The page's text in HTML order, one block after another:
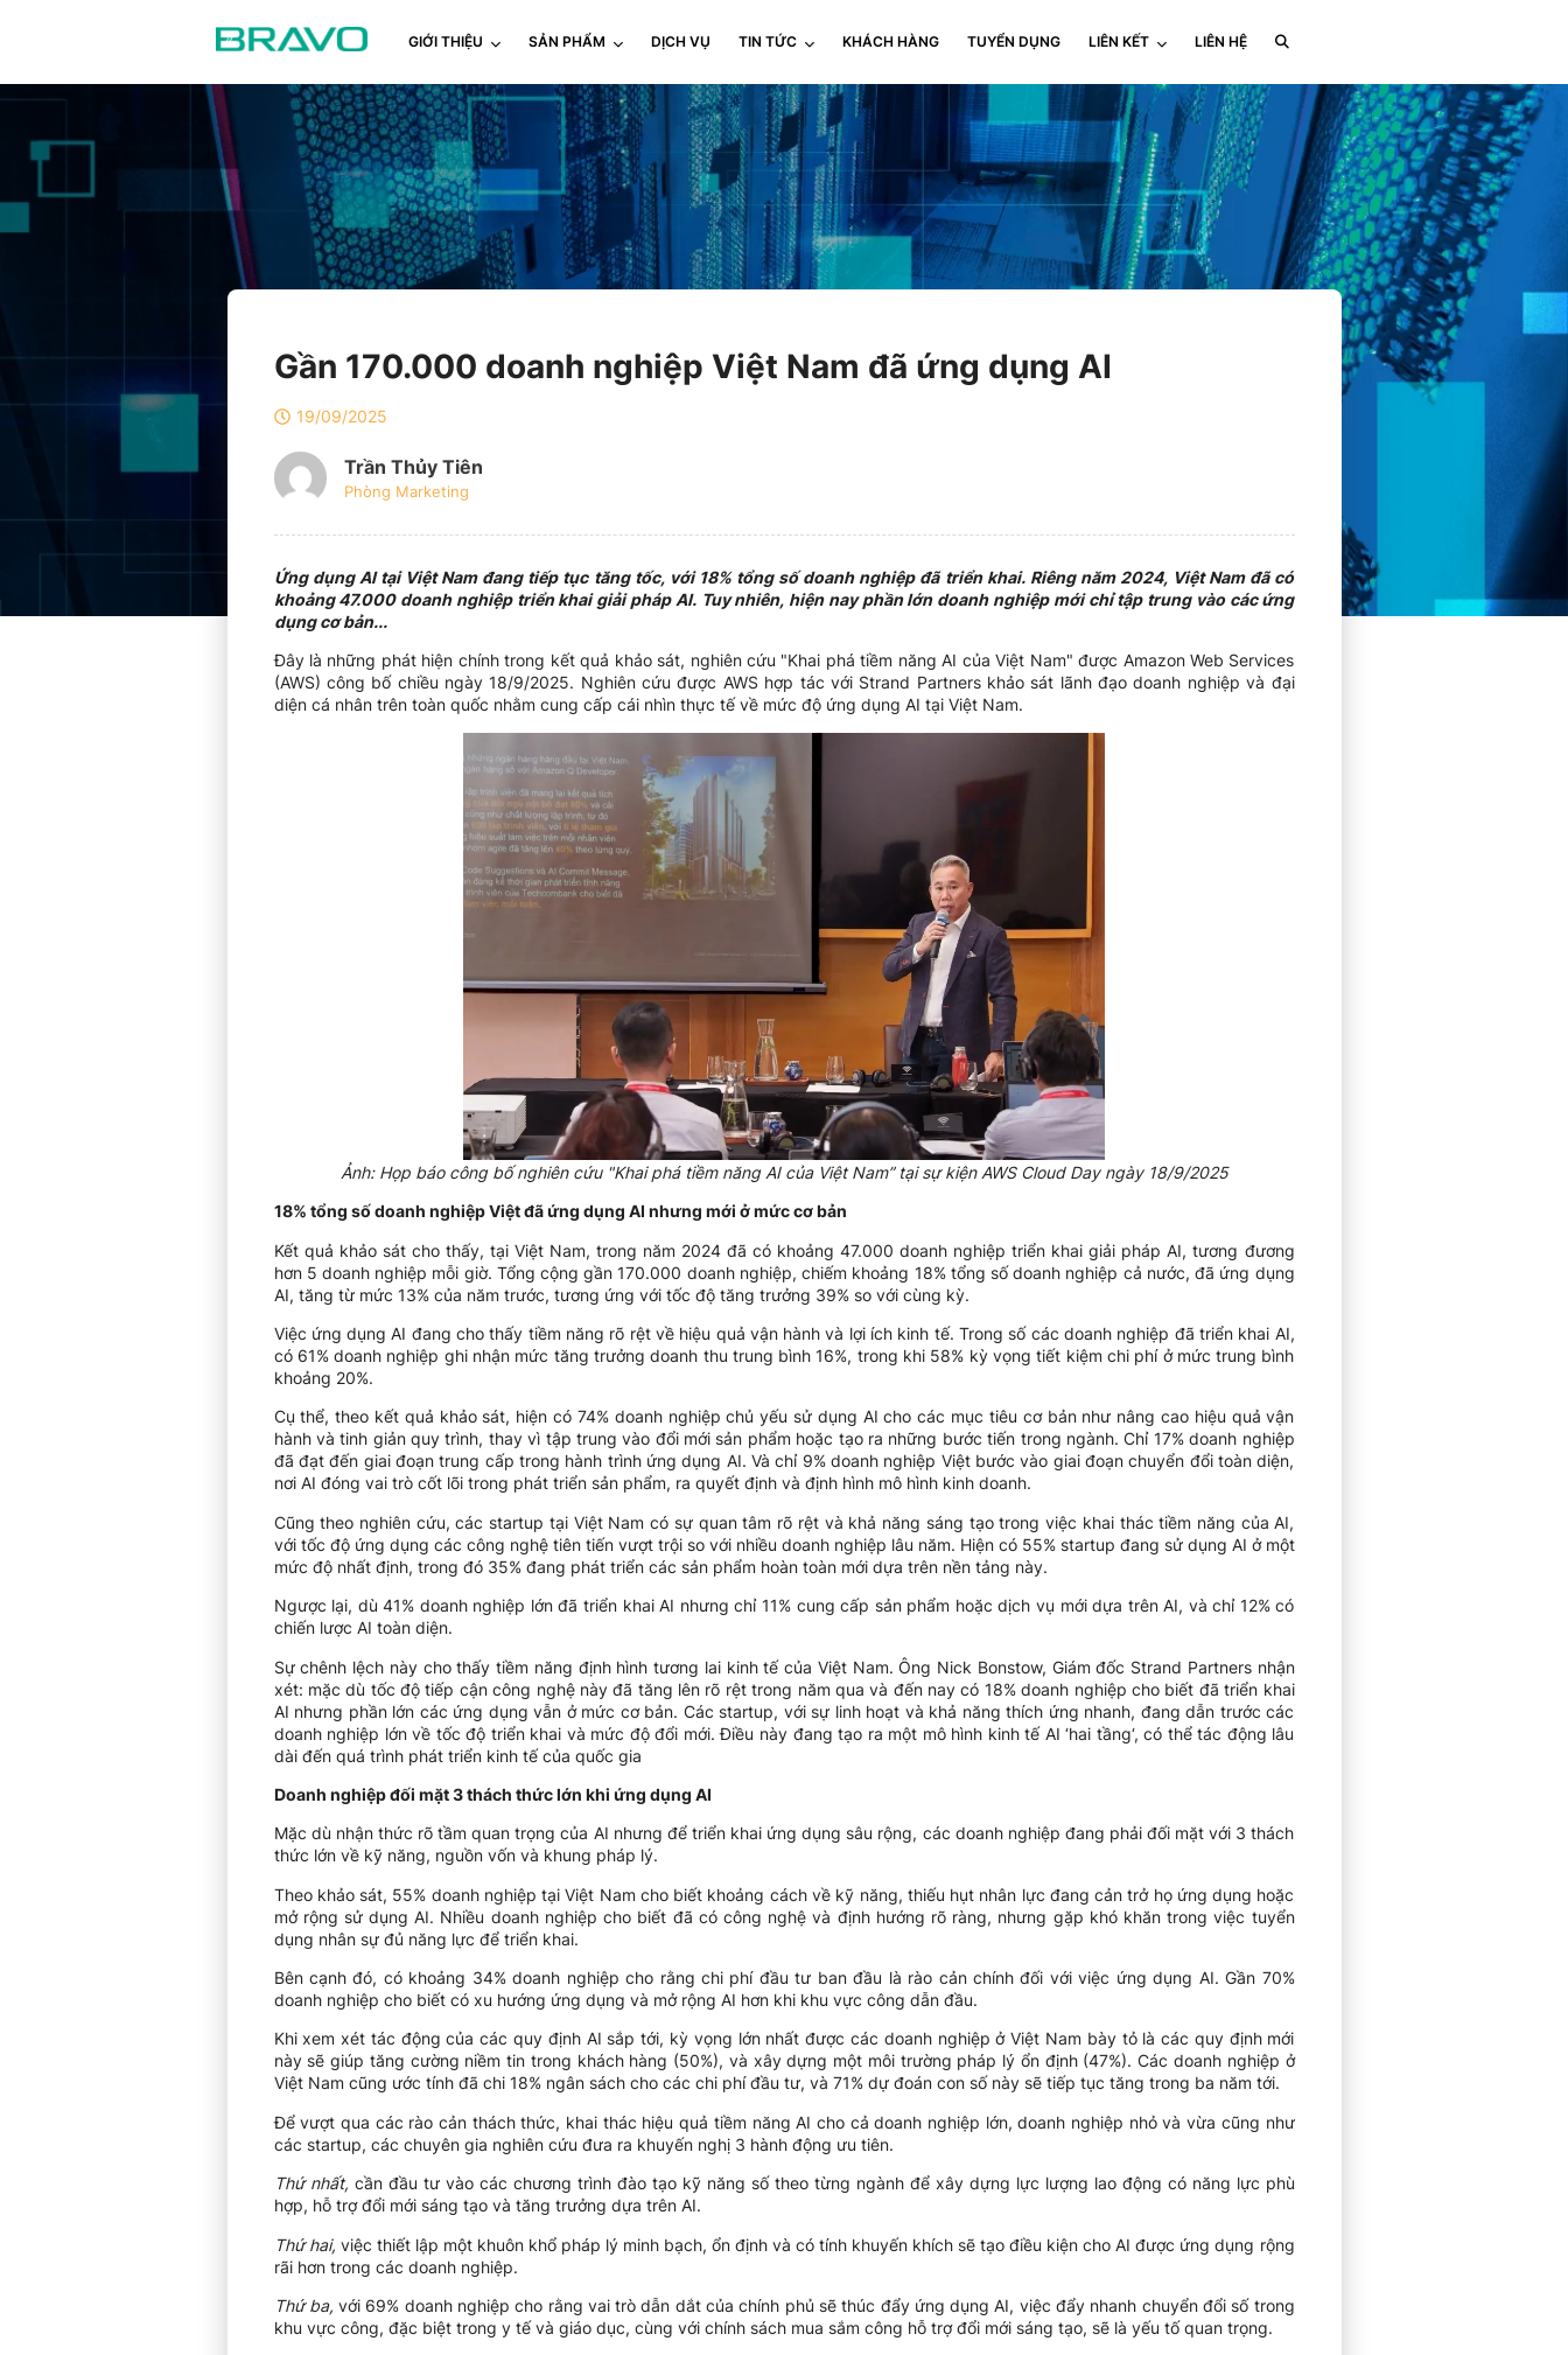
GIỚI THIỆU SẢN PHẨM DỊCH VỤ TIN TỨC KHÁCH HÀNG TUYỂN DỤNG LIÊN KẾT LIÊN HỆ
Gần 170.000 doanh nghiệp Việt Nam đã ứng dụng AI
19/09/2025
Trần Thủy Tiên
Phòng Marketing
Ứng dụng AI tại Việt Nam đang tiếp tục tăng tốc, với 18% tổng số doanh nghiệp đã triển khai. Riêng năm 2024, Việt Nam đã có
khoảng 47.000 doanh nghiệp triển khai giải pháp AI. Tuy nhiên, hiện nay phần lớn doanh nghiệp mới chỉ tập trung vào các ứng
dụng cơ bản...
Đây là những phát hiện chính trong kết quả khảo sát, nghiên cứu "Khai phá tiềm năng AI của Việt Nam" được Amazon Web Services
(AWS) công bố chiều ngày 18/9/2025. Nghiên cứu được AWS hợp tác với Strand Partners khảo sát lãnh đạo doanh nghiệp và đại
diện cá nhân trên toàn quốc nhằm cung cấp cái nhìn thực tế về mức độ ứng dụng AI tại Việt Nam.
Ảnh: Họp báo công bố nghiên cứu "Khai phá tiềm năng AI của Việt Nam” tại sự kiện AWS Cloud Day ngày 18/9/2025
18% tổng số doanh nghiệp Việt đã ứng dụng AI nhưng mới ở mức cơ bản
Kết quả khảo sát cho thấy, tại Việt Nam, trong năm 2024 đã có khoảng 47.000 doanh nghiệp triển khai giải pháp AI, tương đương
hơn 5 doanh nghiệp mỗi giờ. Tổng cộng gần 170.000 doanh nghiệp, chiếm khoảng 18% tổng số doanh nghiệp cả nước, đã ứng dụng
AI, tăng từ mức 13% của năm trước, tương ứng với tốc độ tăng trưởng 39% so với cùng kỳ.
Việc ứng dụng AI đang cho thấy tiềm năng rõ rệt về hiệu quả vận hành và lợi ích kinh tế. Trong số các doanh nghiệp đã triển khai AI,
có 61% doanh nghiệp ghi nhận mức tăng trưởng doanh thu trung bình 16%, trong khi 58% kỳ vọng tiết kiệm chi phí ở mức trung bình
khoảng 20%.
Cụ thể, theo kết quả khảo sát, hiện có 74% doanh nghiệp chủ yếu sử dụng AI cho các mục tiêu cơ bản như nâng cao hiệu quả vận
hành và tinh giản quy trình, thay vì tập trung vào đổi mới sản phẩm hoặc tạo ra những bước tiến trong ngành. Chỉ 17% doanh nghiệp
đã đạt đến giai đoạn trung cấp trong hành trình ứng dụng AI. Và chỉ 9% doanh nghiệp Việt bước vào giai đoạn chuyển đổi toàn diện,
nơi AI đóng vai trò cốt lõi trong phát triển sản phẩm, ra quyết định và định hình mô hình kinh doanh.
Cũng theo nghiên cứu, các startup tại Việt Nam có sự quan tâm rõ rệt và khả năng sáng tạo trong việc khai thác tiềm năng của AI,
với tốc độ ứng dụng các công nghệ tiên tiến vượt trội so với nhiều doanh nghiệp lâu năm. Hiện có 55% startup đang sử dụng AI ở một
mức độ nhất định, trong đó 35% đang phát triển các sản phẩm hoàn toàn mới dựa trên nền tảng này.
Ngược lại, dù 41% doanh nghiệp lớn đã triển khai AI nhưng chỉ 11% cung cấp sản phẩm hoặc dịch vụ mới dựa trên AI, và chỉ 12% có
chiến lược AI toàn diện.
Sự chênh lệch này cho thấy tiềm năng định hình tương lai kinh tế của Việt Nam. Ông Nick Bonstow, Giám đốc Strand Partners nhận
xét: mặc dù tốc độ tiếp cận công nghệ này đã tăng lên rõ rệt trong năm qua và đến nay có 18% doanh nghiệp cho biết đã triển khai
AI nhưng phần lớn các ứng dụng vẫn ở mức cơ bản. Các startup, với sự linh hoạt và khả năng thích ứng nhanh, đang dẫn trước các
doanh nghiệp lớn về tốc độ triển khai và mức độ đổi mới. Điều này đang tạo ra một mô hình kinh tế AI ‘hai tầng‘, có thể tác động lâu
dài đến quá trình phát triển kinh tế của quốc gia
Doanh nghiệp đối mặt 3 thách thức lớn khi ứng dụng AI
Mặc dù nhận thức rõ tầm quan trọng của AI nhưng để triển khai ứng dụng sâu rộng, các doanh nghiệp đang phải đối mặt với 3 thách
thức lớn về kỹ năng, nguồn vốn và khung pháp lý.
Theo khảo sát, 55% doanh nghiệp tại Việt Nam cho biết khoảng cách về kỹ năng, thiếu hụt nhân lực đang cản trở họ ứng dụng hoặc
mở rộng sử dụng AI. Nhiều doanh nghiệp cho biết đã có công nghệ và định hướng rõ ràng, nhưng gặp khó khăn trong việc tuyển
dụng nhân sự đủ năng lực để triển khai.
Bên cạnh đó, có khoảng 34% doanh nghiệp cho rằng chi phí đầu tư ban đầu là rào cản chính đối với việc ứng dụng AI. Gần 70%
doanh nghiệp cho biết có xu hướng ứng dụng và mở rộng AI hơn khi khu vực công dẫn đầu.
Khi xem xét tác động của các quy định AI sắp tới, kỳ vọng lớn nhất được các doanh nghiệp ở Việt Nam bày tỏ là các quy định mới
này sẽ giúp tăng cường niềm tin trong khách hàng (50%), và xây dựng một môi trường pháp lý ổn định (47%). Các doanh nghiệp ở
Việt Nam cũng ước tính đã chi 18% ngân sách cho các chi phí đầu tư, và 71% dự đoán con số này sẽ tiếp tục tăng trong ba năm tới.
Để vượt qua các rào cản thách thức, khai thác hiệu quả tiềm năng AI cho cả doanh nghiệp lớn, doanh nghiệp nhỏ và vừa cũng như
các startup, các chuyên gia nghiên cứu đưa ra khuyến nghị 3 hành động ưu tiên.
Thứ nhất, cần đầu tư vào các chương trình đào tạo kỹ năng số theo từng ngành để xây dựng lực lượng lao động có năng lực phù
hợp, hỗ trợ đổi mới sáng tạo và tăng trưởng dựa trên AI.
Thứ hai, việc thiết lập một khuôn khổ pháp lý minh bạch, ổn định và có tính khuyến khích sẽ tạo điều kiện cho AI được ứng dụng rộng
rãi hơn trong các doanh nghiệp.
Thứ ba,với 69% doanh nghiệp cho rằng vai trò dẫn dắt của chính phủ sẽ thúc đẩy ứng dụng AI, việc đẩy nhanh chuyển đổi số trong
khu vực công, đặc biệt trong y tế và giáo dục, cùng với chính sách mua sắm công hỗ trợ đổi mới sáng tạo, sẽ là yếu tố quan trọng.